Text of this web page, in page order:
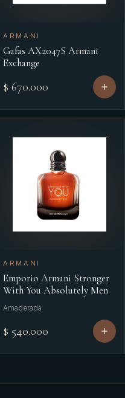
ARMANI
Gafas AX2047S Armani
Exchange
$ 670.000
ARMANI
Emporio Armani Stronger
With You Absolutely Men
Amaderada
$ 540.000